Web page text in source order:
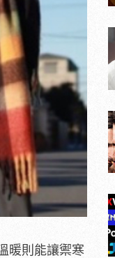
暖則能讓禦寒